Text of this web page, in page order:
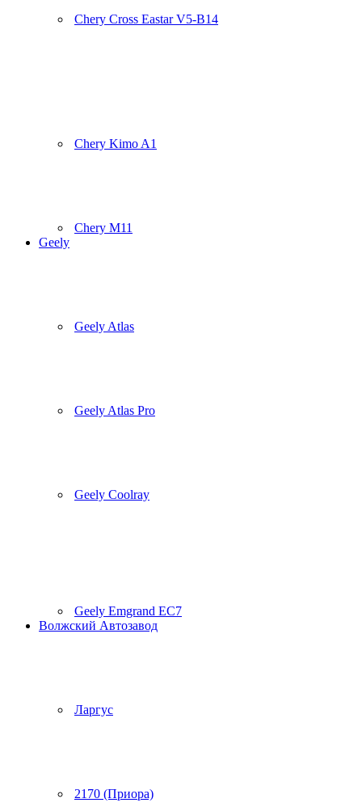
Chery Cross Eastar V5-B14
Chery Kimo A1
Chery M11
Geely
Geely Atlas
Geely Atlas Pro
Geely Coolray
Geely Emgrand EC7
Волжский Автозавод
Ларгус
2170 (Приора)